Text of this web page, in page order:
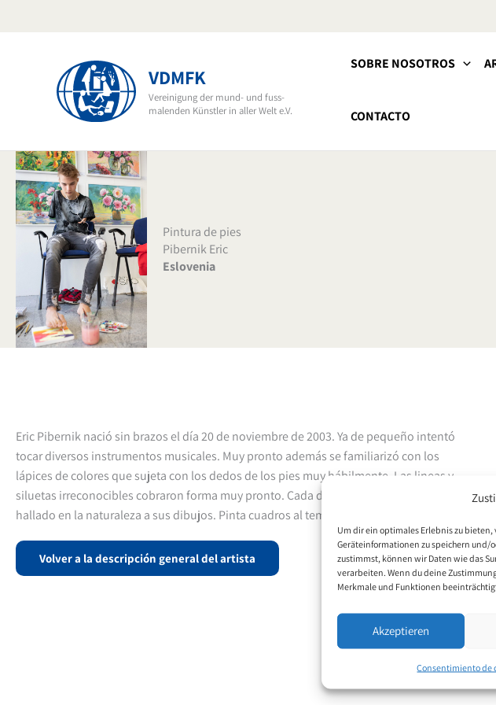
Um dir ein optimales Erlebnis zu
Geräteinformationen zu speichern und/
zustimmst, können wir Daten wie das
verarbeiten. Wenn du deine
Merkmale und Funktionen
Akzeptieren
Consentimiento de
VDMFK
Vereinigung der mund- und fuss-
malenden Künstler in aller Welt e.V.
SOBRE NOSOTROS
CONTACTO
Pintura de pies
Pibernik Eric
Eslovenia
Eric Pibernik nació sin brazos el día 20 de noviembre de 2003. Ya de pequeño intentó
tocar diversos instrumentos musicales. Muy pronto además se familiarizó con los
lápices de colores que sujeta con los dedos de los pies muy hábilmente. Las lineas y
siluetas irreconocibles cobraron forma muy pronto. Cada día añade un motivo nuevo
hallado en la naturaleza a sus dibujos. Pinta cuadros al temple.
Volver a la descripción general del artista